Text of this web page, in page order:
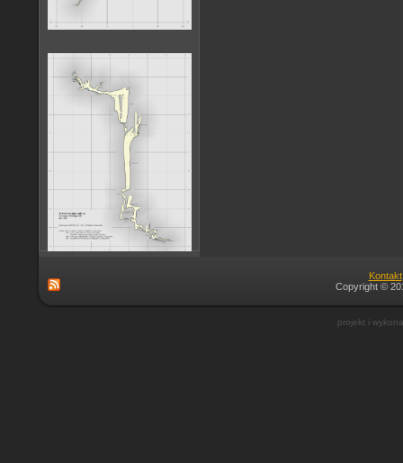
Kontakt
Copyright ©
projekt i